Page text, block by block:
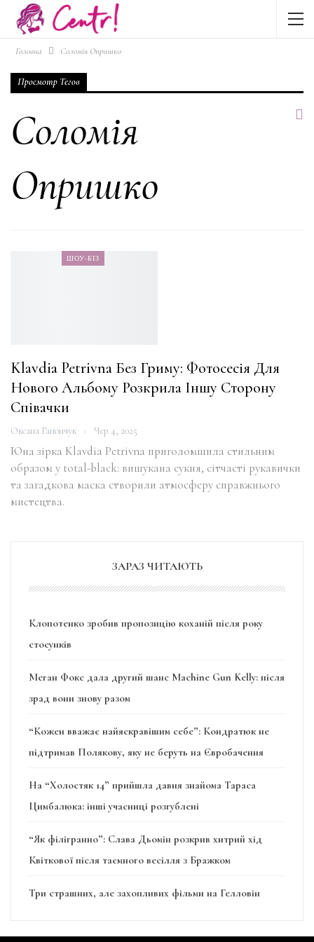
Головна Соломія Опришко
Просмотр Тегов
Соломія
Опришко
ШОУ-БІЗ
Klavdia Petrivna Без Гриму: Фотосесія Для
Нового Альбому Розкрила Іншу Сторону
Співачки
Оксана Гапончук Чер 4, 2025
Юна зірка Klavdia Petrivna приголомшила стильним
образом у total-black: вишукана сукня, сітчасті рукавички
та загадкова маска створили атмосферу справжнього
мистецтва.
ЗАРАЗ ЧИТАЮТЬ
Клопотенко зробив пропозицію коханій після року
стосунків
Меган Фокс дала другий шанс Machine Gun Kelly: після
зрад вони знову разом
“Кожен вважає найяскравішим себе”: Кондратюк не
підтримав Полякову, яку не беруть на Євробачення
На “Холостяк 14” прийшла давня знайома Тараса
Цимбалюка: інші учасниці розгублені
“Як філігранно”: Слава Дьомін розкрив хитрий хід
Квіткової після таємного весілля з Бражком
Три страшних, але захопливих фільми на Гелловін